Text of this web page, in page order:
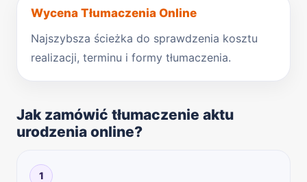
Wycena Tłumaczenia Online
Najszybsza ścieżka do sprawdzenia kosztu
realizacji, terminu i formy tłumaczenia.
Jak zamówić tłumaczenie aktu
urodzenia online?
1